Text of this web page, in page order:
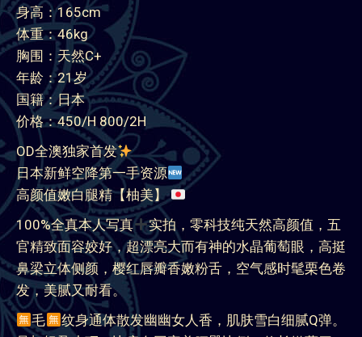
身高：165cm
体重：46kg
胸围：天然C+
年龄：21岁
国籍：日本
价格：450/H 800/2H
OD全澳独家首发
日本新鲜空降第一手资源
高颜值嫩白腿精【柚美】
100%全真本人写真
实拍，零科技纯天然高颜值，五
官精致面容姣好，超漂亮大而有神的水晶葡萄眼，高挺
鼻梁立体侧颜，樱红唇瓣香嫩粉舌，空气感时髦栗色卷
发，美腻又耐看。
毛
纹身通体散发幽幽女人香，肌肤雪白细腻Q弹。